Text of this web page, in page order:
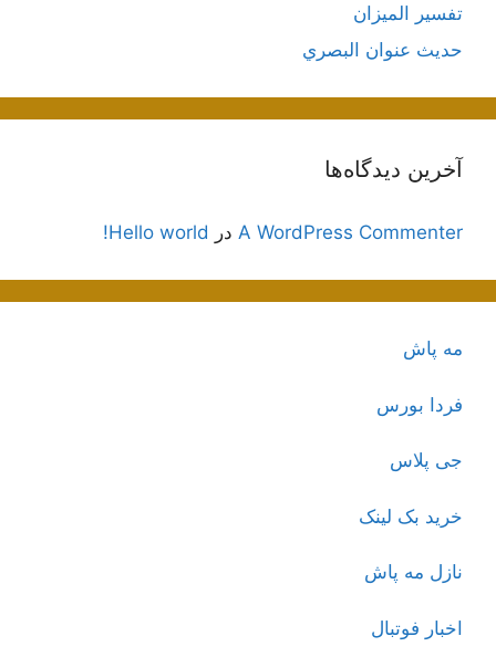
تفسير الميزان
حديث عنوان البصري
آخرین دیدگاه‌ها
A WordPress Commenter در Hello world!
مه پاش
فردا بورس
جی پلاس
خرید بک لینک
نازل مه پاش
اخبار فوتبال